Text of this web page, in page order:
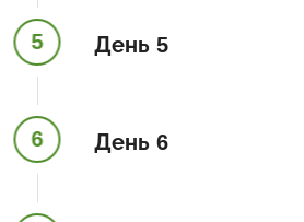
5 День 5
6 День 6